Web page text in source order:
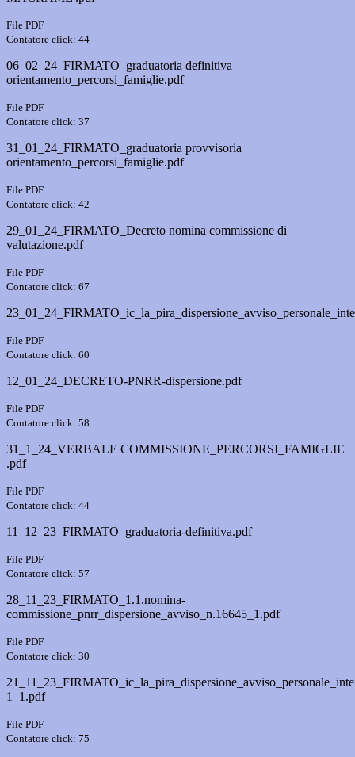
File PDF
Contatore click: 44
06_02_24_FIRMATO_graduatoria definitiva
orientamento_percorsi_famiglie.pdf
File PDF
Contatore click: 37
31_01_24_FIRMATO_graduatoria provvisoria
orientamento_percorsi_famiglie.pdf
File PDF
Contatore click: 42
29_01_24_FIRMATO_Decreto nomina commissione di
valutazione.pdf
File PDF
Contatore click: 67
File PDF
Contatore click: 60
12_01_24_DECRETO-PNRR-dispersione.pdf
File PDF
Contatore click: 58
31_1_24_VERBALE COMMISSIONE_PERCORSI_FAMIGLIE
.pdf
File PDF
Contatore click: 44
11_12_23_FIRMATO_graduatoria-definitiva.pdf
File PDF
Contatore click: 57
28_11_23_FIRMATO_1.1.nomina-
commissione_pnrr_dispersione_avviso_n.16645_1.pdf
File PDF
Contatore click: 30
1_1.pdf
File PDF
Contatore click: 75